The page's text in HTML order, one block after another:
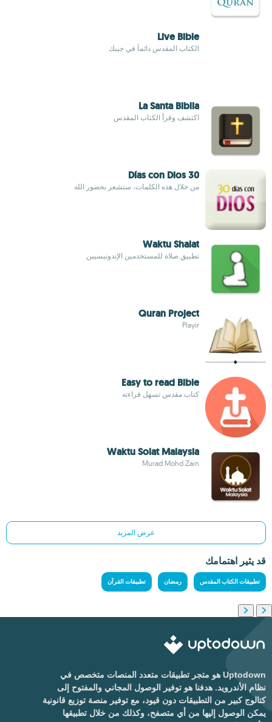
Live Bible
الكتاب المقدس دائماً في جيبك
La Santa Biblia
اكتشف وقرأ الكتاب المقدس
30 Días con Dios
من خلال هذه الكلمات، ستشعر بحضور الله
Waktu Shalat
تطبيق صلاة للمستخدمين الإندونيسيين
Quran Project
Playir
Easy to read Bible
كتاب مقدس تسهل قراءته
Waktu Solat Malaysia
Murad Mohd Zain
عرض المزيد
قد يثير اهتمامك
تطبيقات الكتاب المقدس رمضان تطبيقات القرآن
Uptodown هو متجر تطبيقات متعدد المنصات متخصص في
نظام الأندرويد. هدفنا هو توفير الوصول المجاني والمفتوح إلى
كتالوج كبير من التطبيقات دون قيود، مع توفير منصة توزيع قانونية
يمكن الوصول إليها من أي متصفح، وكذلك من خلال تطبيقها